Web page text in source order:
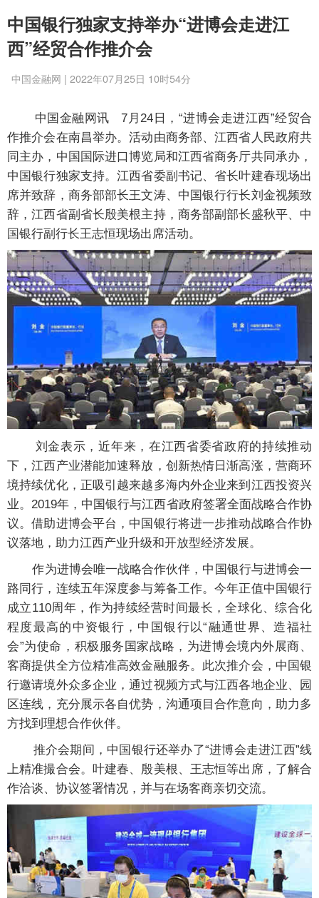
中国银行独家支持举办“进博会走进江
西”经贸合作推介会
中国金融网 | 2022年07月25日 10时54分
中国金融网讯 7月24日，“进博会走进江西”经贸合
作推介会在南昌举办。活动由商务部、江西省人民政府共
同主办，中国国际进口博览局和江西省商务厅共同承办，
中国银行独家支持。江西省委副书记、省长叶建春现场出
席并致辞，商务部部长王文涛、中国银行行长刘金视频致
辞，江西省副省长殷美根主持，商务部副部长盛秋平、中
国银行副行长王志恒现场出席活动。
刘金表示，近年来，在江西省委省政府的持续推动
下，江西产业潜能加速释放，创新热情日渐高涨，营商环
境持续优化，正吸引越来越多海内外企业来到江西投资兴
业。2019年，中国银行与江西省政府签署全面战略合作协
议。借助进博会平台，中国银行将进一步推动战略合作协
议落地，助力江西产业升级和开放型经济发展。
作为进博会唯一战略合作伙伴，中国银行与进博会一
路同行，连续五年深度参与筹备工作。今年正值中国银行
成立110周年，作为持续经营时间最长，全球化、综合化
程度最高的中资银行，中国银行以“融通世界、造福社
会”为使命，积极服务国家战略，为进博会境内外展商、
客商提供全方位精准高效金融服务。此次推介会，中国银
行邀请境外众多企业，通过视频方式与江西各地企业、园
区连线，充分展示各自优势，沟通项目合作意向，助力多
方找到理想合作伙伴。
推介会期间，中国银行还举办了“进博会走进江西”线
上精准撮合会。叶建春、殷美根、王志恒等出席，了解合
作洽谈、协议签署情况，并与在场客商亲切交流。